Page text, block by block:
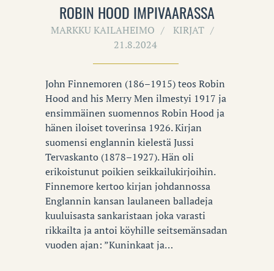
ROBIN HOOD IMPIVAARASSA
MARKKU KAILAHEIMO
KIRJAT
21.8.2024
John Finnemoren (186–1915) teos Robin
Hood and his Merry Men ilmestyi 1917 ja
ensimmäinen suomennos Robin Hood ja
hänen iloiset toverinsa 1926. Kirjan
suomensi englannin kielestä Jussi
Tervaskanto (1878–1927). Hän oli
erikoistunut poikien seikkailukirjoihin.
Finnemore kertoo kirjan johdannossa
Englannin kansan laulaneen balladeja
kuuluisasta sankaristaan joka varasti
rikkailta ja antoi köyhille seitsemänsadan
vuoden ajan: ”Kuninkaat ja…